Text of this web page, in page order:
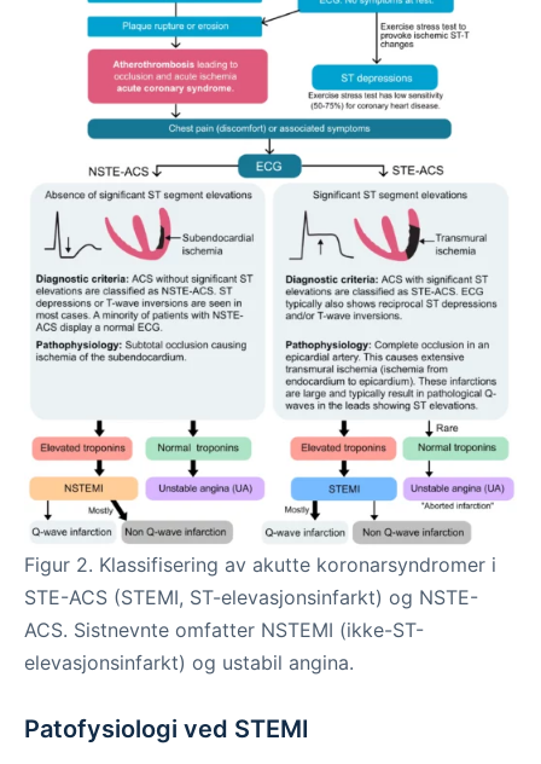
Figur 2. Klassifisering av akutte koronarsyndromer i
STE-ACS (STEMI, ST-elevasjonsinfarkt) og NSTE-
ACS. Sistnevnte omfatter NSTEMI (ikke-ST-
elevasjonsinfarkt) og ustabil angina.
Patofysiologi ved STEMI